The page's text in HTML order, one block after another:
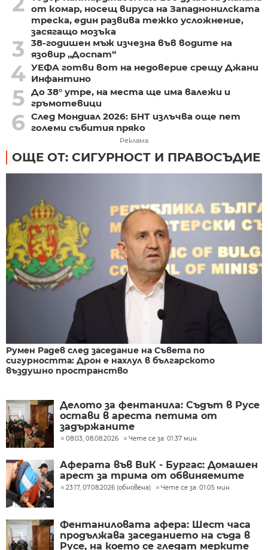
от комар, носещ вируса на Западнонилската
треска, един развива тежко усложнение,
засягащо мозъка
3
38-годишен мъж изчезна във водите на
язовир „Доспат“
4 УЕФА готви вот на недоверие срещу Джани
Инфантино
5 До 38° утре, на места ще има валежи и
гръмотевици
6 След Мондиал 2026: БНТ излъчва още пет
големи събития пряко
Реклама
ОЩЕ ОТ: СИГУРНОСТ И ПРАВОСЪДИЕ
Румен Радев след заседание на Съвета по
сигурността: Дрон е нахлул в българското
въздушно пространство
Делото за фентанила: Съдът в Русе
остави в ареста петима от
задържаните
08:03, 08.08.2026 Чете се за: 01:37 мин.
Аферата във ВиК - Бургас: Домашен
арест за трима от обвиняемите
23:17, 07.08.2026 (обновена) Чете се за: 01:05 мин.
Фентаниловата афера: Шест часа
продължава заседанието на съда в
Русе, на което се гледат мерките